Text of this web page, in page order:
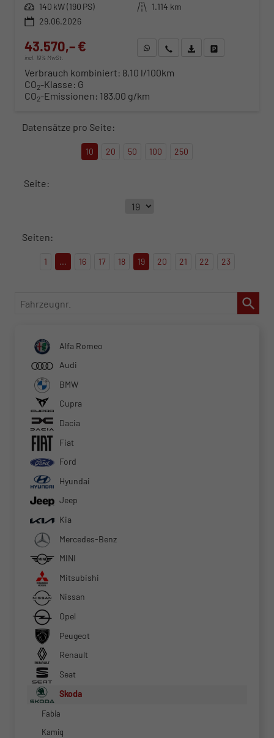
Leistung 140 kW (190 PS) Kilometerstand 1.114 km
29.06.2026
43.570,– €
incl. 19% MwSt.
WhatsApp anfragen
Wir rufen Sie anFahrzeugexposé (PDF)
Verbrauch kombiniert: 8,10 l/100km
CO2-Klasse: G
CO2-Emissionen: 183,00 g/km
Datensätze pro Seite:
10 20 50 100 250
Seite:
Seiten:
1 ... 16 17 18 19 20 21 22 23
Fahrzeugnr.
Alfa Romeo
Audi
BMW
Cupra
Dacia
Fiat
Ford
Hyundai
Jeep
Kia
Mercedes-Benz
MINI
Mitsubishi
Nissan
Opel
Peugeot
Renault
Seat
Skoda
Fabia
Kamiq